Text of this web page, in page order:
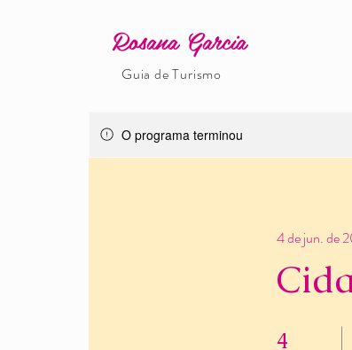
Rosana Garcia
Guia de Turismo
O programa terminou
4 de jun. de
4